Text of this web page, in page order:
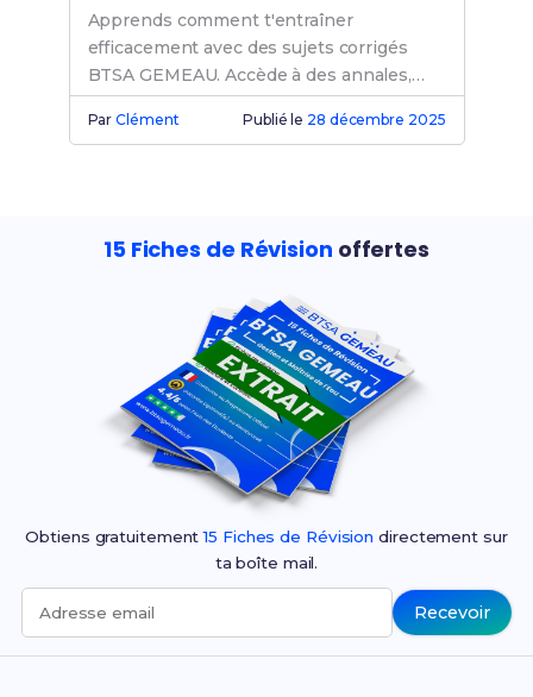
Apprends comment t'entraîner
efficacement avec des sujets corrigés
BTSA GEMEAU. Accède à des annales,
exercices et révisions pour une
préparation optimale à ton examen.
ParClément Publié le 28 décembre 2025
15 Fiches de Révision offertes
Obtiens gratuitement15 Fiches de Révision directement sur
ta boîte mail.
Adresse email Recevoir